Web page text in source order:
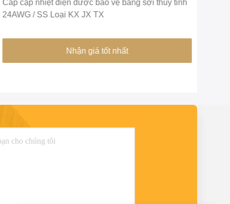
Cáp cặp nhiệt điện được bảo vệ bằng sợi thủy tinh
24AWG / SS Loại KX JX TX
Nhận giá tốt nhất